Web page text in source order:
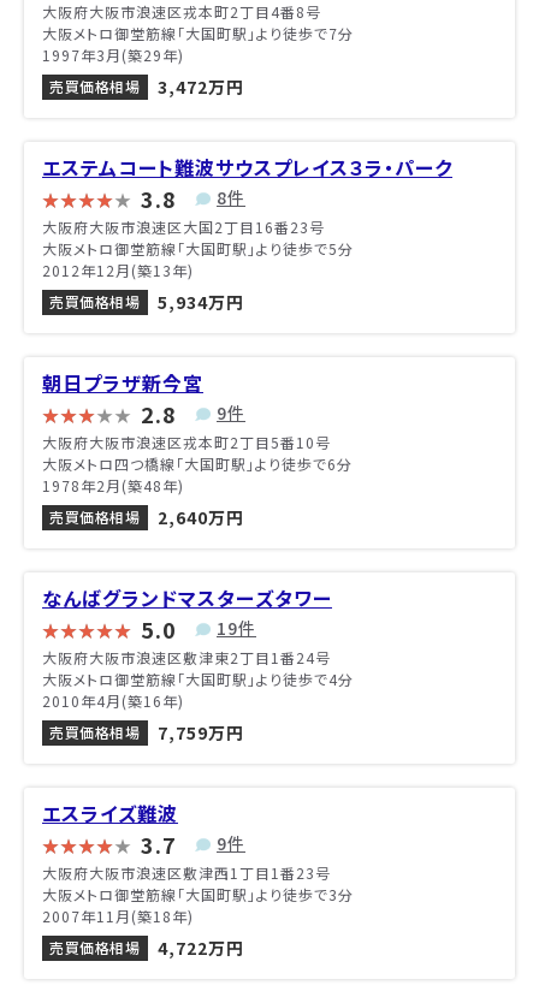
大阪府大阪市浪速区戎本町2丁目4番8号
大阪メトロ御堂筋線「大国町駅」より徒歩で7分
1997年3月(築29年)
売買価格相場
3,472万円
エステムコート難波サウスプレイス３ラ・パーク
3.8 8件
大阪府大阪市浪速区大国2丁目16番23号
大阪メトロ御堂筋線「大国町駅」より徒歩で5分
2012年12月(築13年)
売買価格相場
5,934万円
朝日プラザ新今宮
2.8 9件
大阪府大阪市浪速区戎本町2丁目5番10号
大阪メトロ四つ橋線「大国町駅」より徒歩で6分
1978年2月(築48年)
売買価格相場
2,640万円
なんばグランドマスターズタワー
5.0 19件
大阪府大阪市浪速区敷津東2丁目1番24号
大阪メトロ御堂筋線「大国町駅」より徒歩で4分
2010年4月(築16年)
売買価格相場
7,759万円
エスライズ難波
3.7 9件
大阪府大阪市浪速区敷津西1丁目1番23号
大阪メトロ御堂筋線「大国町駅」より徒歩で3分
2007年11月(築18年)
売買価格相場
4,722万円